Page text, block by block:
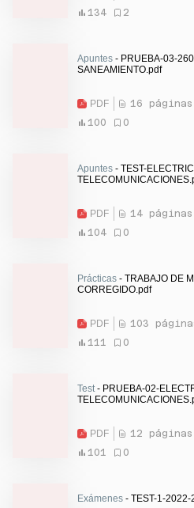
134
2
Apuntes - PRUEBA-03-
SANEAMIENTO.pdf
PDF
16 páginas
100
0
Apuntes - TEST-
PDF
14 páginas
104
0
Prácticas - TRABAJO DE
CORREGIDO.pdf
PDF
103
111
0
Test - PRUEBA-02-
PDF
12 páginas
101
0
Exámenes - TEST-1-2022-